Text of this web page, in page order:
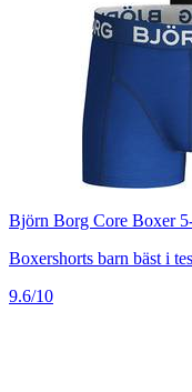
Björn Borg Core Boxer
Boxershorts barn bäst i
9.6/10